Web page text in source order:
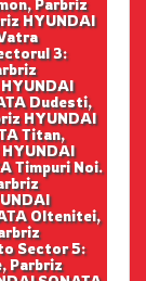
Parbriz
HYUNDAI
3:
Dudesti,
HYUNDAI
Titan,
Timpuri Noi.
Oltenitei,
Sector 5:
Parbriz